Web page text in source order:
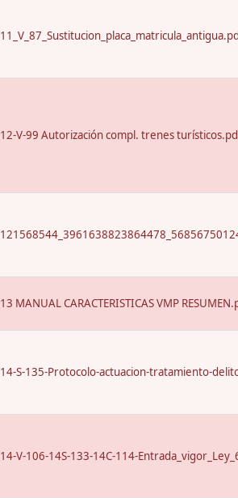
12-V-99 Autorización compl. trenes
13 MANUAL CARACTERISTICAS VMP
14-S-135-Protocolo-actuacion-tratamiento-
14-V-106-14S-133-14C-114-